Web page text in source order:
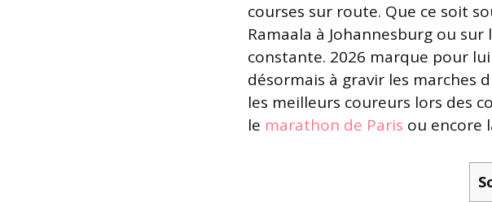
courses sur route. Que ce soit
Ramaala à Johannesburg ou
constante. 2026 marque pour
désormais à gravir les marches
les meilleurs coureurs lors des
le marathon de Paris ou encore